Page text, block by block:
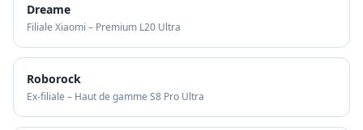
Dreame
Filiale Xiaomi – Premium L20 Ultra
Roborock
Ex-filiale – Haut de gamme S8 Pro Ultra